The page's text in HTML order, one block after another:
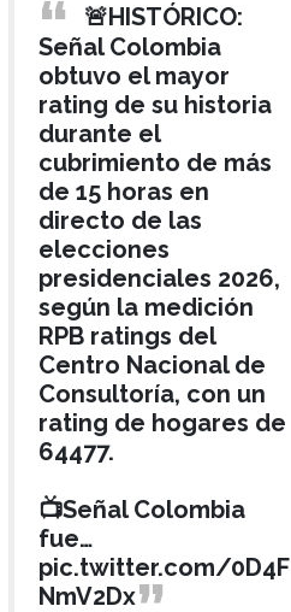
🚨HISTÓRICO:
Señal Colombia
obtuvo el mayor
rating de su historia
durante el
cubrimiento de más
de 15 horas en
directo de las
elecciones
presidenciales 2026,
según la medición
RPB ratings del
Centro Nacional de
Consultoría, con un
rating de hogares de
64477.
📺Señal Colombia
fue…
pic.twitter.com/0D4F
NmV2Dx